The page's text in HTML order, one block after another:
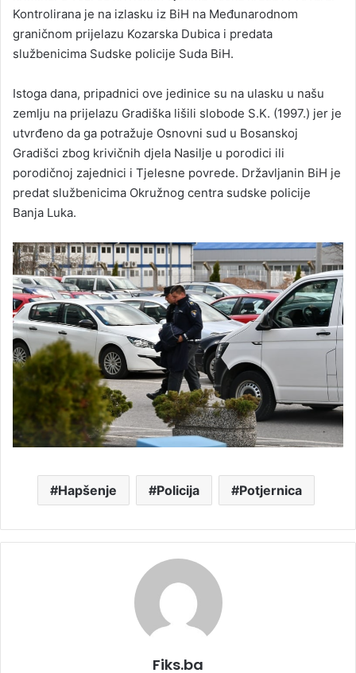
Kontrolirana je na izlasku iz BiH na Međunarodnom
graničnom prijelazu Kozarska Dubica i predata
službenicima Sudske policije Suda BiH.
Istoga dana, pripadnici ove jedinice su na ulasku u našu
zemlju na prijelazu Gradiška lišili slobode S.K. (1997.) jer je
utvrđeno da ga potražuje Osnovni sud u Bosanskoj
Gradišci zbog krivičnih djela Nasilje u porodici ili
porodičnoj zajednici i Tjelesne povrede. Državljanin BiH je
predat službenicima Okružnog centra sudske policije
Banja Luka.
Hapšenje Policija Potjernica
Fiks.ba